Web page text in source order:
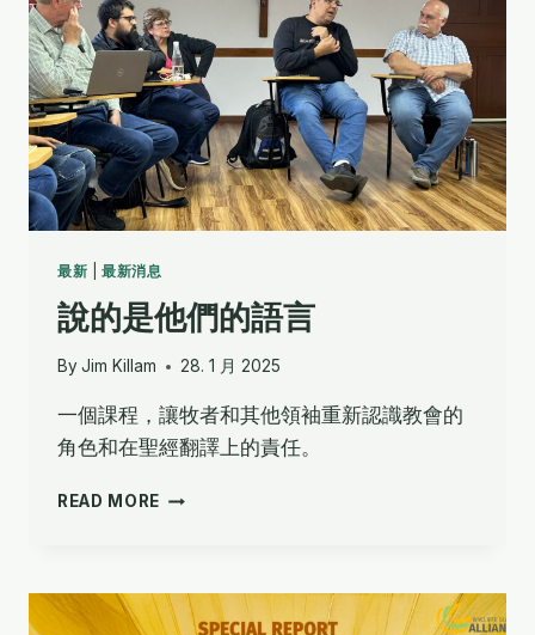
關
於
人
的」
最新 最新消息
說的是他們的語言
By Jim Killam 28. 1 月 2025
一個課程，讓牧者和其他領袖重新認識教會的
角色和在聖經翻譯上的責任。
READ MORE 說
們
的